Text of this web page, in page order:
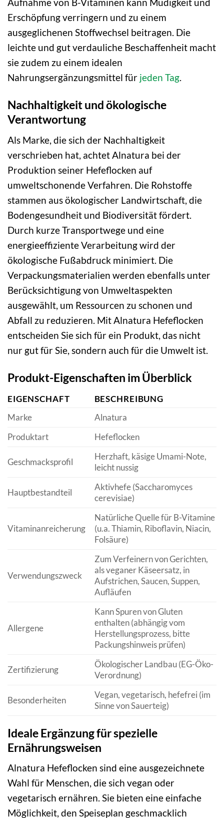
Aufnahme von B-Vitaminen kann Müdigkeit und
Erschöpfung verringern und zu einem
ausgeglichenen Stoffwechsel beitragen. Die
leichte und gut verdauliche Beschaffenheit macht
sie zudem zu einem idealen
Nahrungsergänzungsmittel für jeden Tag.
Nachhaltigkeit und ökologische
Verantwortung
Als Marke, die sich der Nachhaltigkeit
verschrieben hat, achtet Alnatura bei der
Produktion seiner Hefeflocken auf
umweltschonende Verfahren. Die Rohstoffe
stammen aus ökologischer Landwirtschaft, die
Bodengesundheit und Biodiversität fördert.
Durch kurze Transportwege und eine
energieeffiziente Verarbeitung wird der
ökologische Fußabdruck minimiert. Die
Verpackungsmaterialien werden ebenfalls unter
Berücksichtigung von Umweltaspekten
ausgewählt, um Ressourcen zu schonen und
Abfall zu reduzieren. Mit Alnatura Hefeflocken
entscheiden Sie sich für ein Produkt, das nicht
nur gut für Sie, sondern auch für die Umwelt ist.
Produkt-Eigenschaften im Überblick
EIGENSCHAFT
BESCHREIBUNG
Marke
Alnatura
Produktart
Hefeflocken
Geschmacksprofil
Herzhaft, käsige Umami-Note,
leicht nussig
Hauptbestandteil
Aktivhefe (Saccharomyces
cerevisiae)
Vitaminanreicherung
Natürliche Quelle für B-Vitamine
(u.a. Thiamin, Riboflavin, Niacin,
Folsäure)
Verwendungszweck
Zum Verfeinern von Gerichten,
als veganer Käseersatz, in
Aufstrichen, Saucen, Suppen,
Aufläufen
Allergene
Kann Spuren von Gluten
enthalten (abhängig vom
Herstellungsprozess, bitte
Packungshinweis prüfen)
Zertifizierung
Ökologischer Landbau (EG-Öko-
Verordnung)
Besonderheiten
Vegan, vegetarisch, hefefrei (im
Sinne von Sauerteig)
Ideale Ergänzung für spezielle
Ernährungsweisen
Alnatura Hefeflocken sind eine ausgezeichnete
Wahl für Menschen, die sich vegan oder
vegetarisch ernähren. Sie bieten eine einfache
Möglichkeit, den Speiseplan geschmacklich